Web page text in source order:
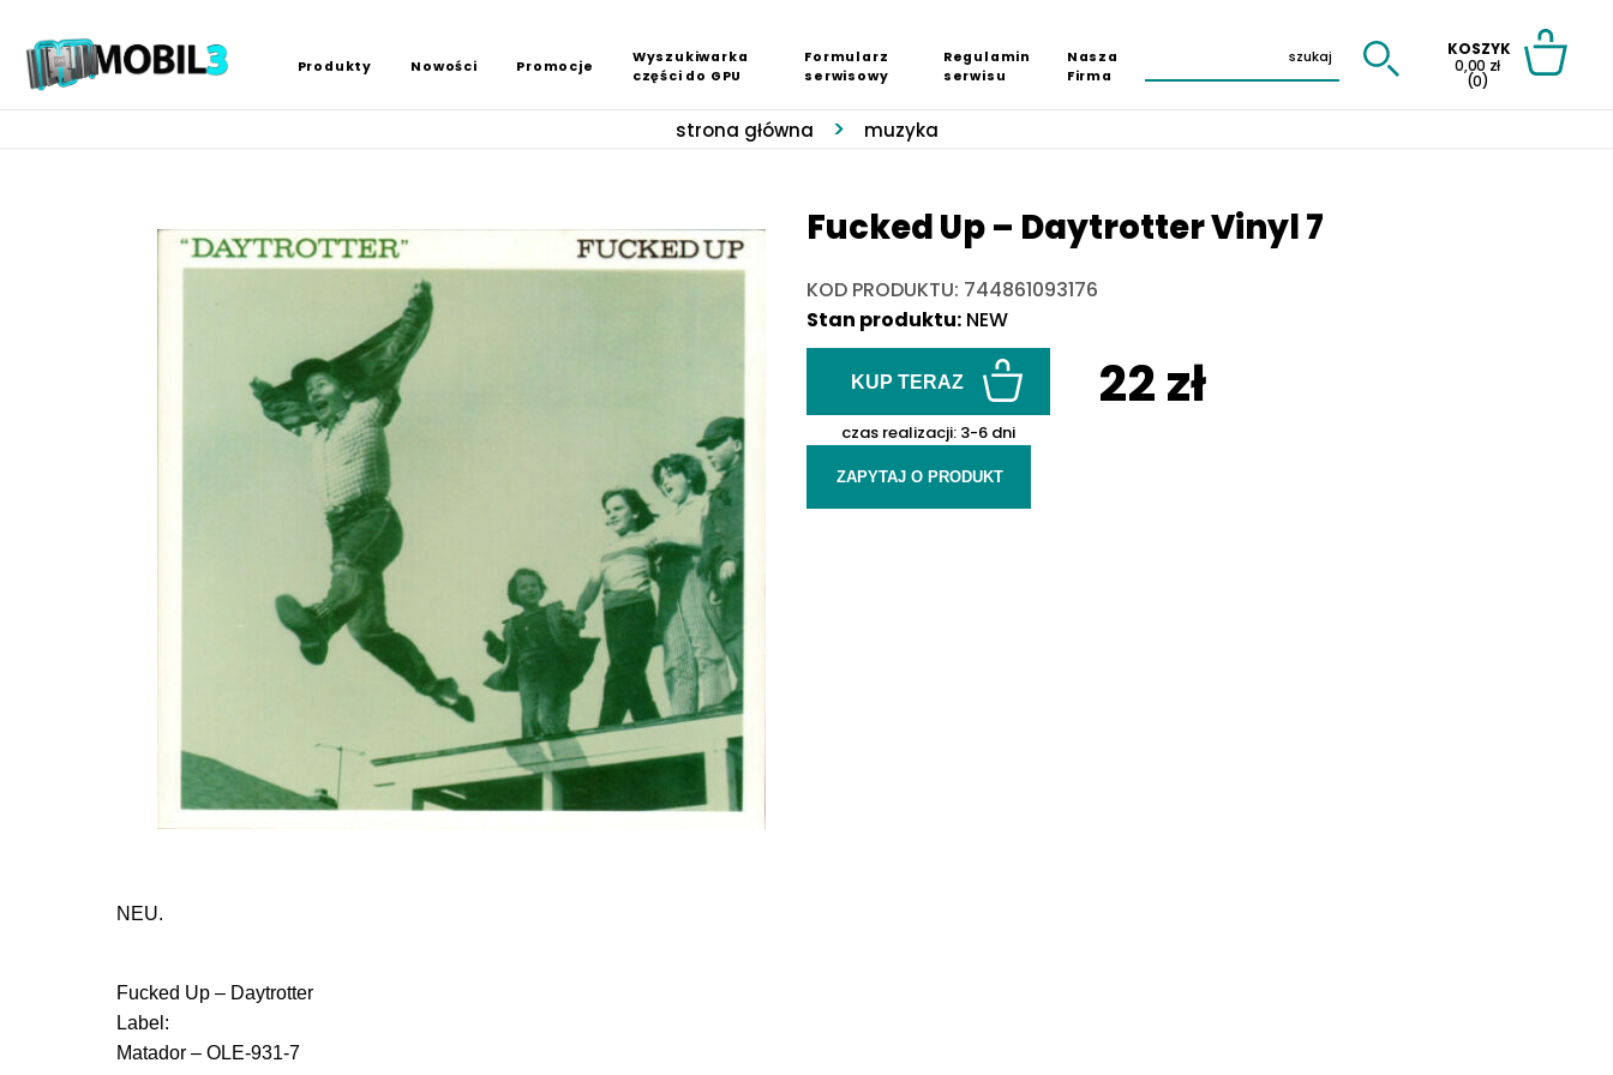
Produkty Nowości Promocje
Wyszukiwarka
części do GPU
Formularz
serwisowy
Regulamin
serwisu
Nasza
Firma
KOSZYK
0,00 zł
(0)
strona główna muzyka
Fucked Up ‎– Daytrotter Vinyl 7
KOD PRODUKTU: 744861093176
Stan produktu: NEW
22 zł
KUP TERAZ
czas realizacji: 3-6 dni
ZAPYTAJ O PRODUKT
NEU.
Fucked Up ‎– Daytrotter
Label:
Matador ‎– OLE-931-7